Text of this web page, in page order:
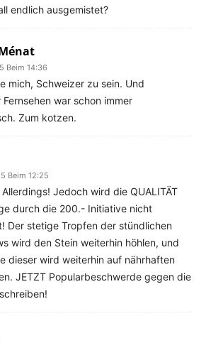
endlich ausgemistet?
Beim 14:36
mich, Schweizer zu sein. Und
Fernsehen war schon immer
Zum kotzen.
Beim 12:25
Jedoch wird die QUALITÄT
durch die 200.- Initiative nicht
Der stetige Tropfen der stündlichen
wird den Stein weiterhin höhlen, und
dieser wird weiterhin auf nährhaften
JETZT Popularbeschwerde gegen die